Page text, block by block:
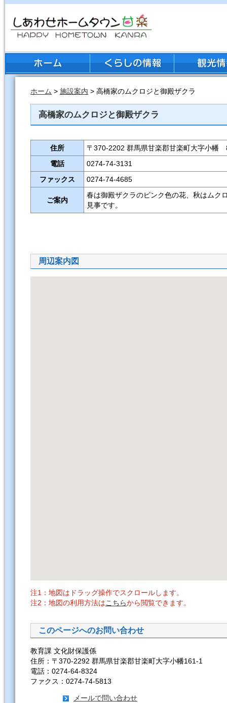
ホーム > 施設案内 > 高橋家のムクロジと御殿ザクラ
高橋家のムクロジと御殿ザクラ
住所
〒370-2202 群馬県甘楽郡甘楽町大字小幡
電話
0274-74-3131
ファックス
0274-74-4685
ご案内
春は御殿ザクラのピンク色の花、秋はムク
見事です。
周辺案内図
注1：地図はドラッグ操作でスクロールします。
注2：地図の利用方法はこちらから閲覧できます。
このページへのお問い合わせ
教育課 文化財保護係
住所：〒370-2292 群馬県甘楽郡甘楽町大字小幡161-1
電話：0274-64-8324
ファクス：0274-74-5813
メールで問い合わせ